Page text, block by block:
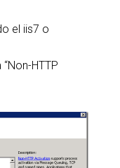
el iis7 o
HTTP